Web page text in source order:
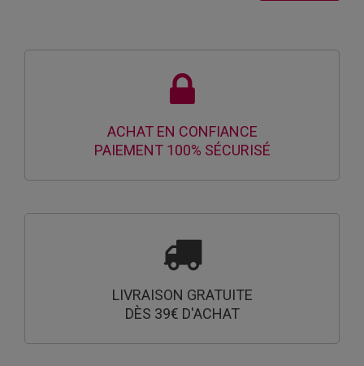
ACHAT EN CONFIANCE
PAIEMENT 100% SÉCURISÉ
LIVRAISON GRATUITE
DÈS 39€ D'ACHAT